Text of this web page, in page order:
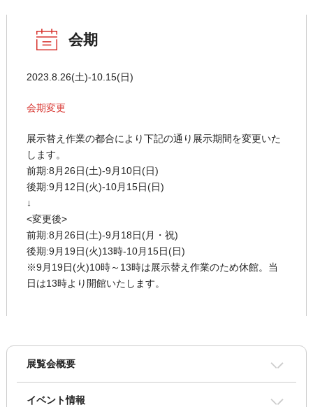
会期
2023.8.26(土)-10.15(日)
会期変更
展示替え作業の都合により下記の通り展示期間を変更いた
します。
前期:8月26日(土)-9月10日(日)
後期:9月12日(火)-10月15日(日)
↓
<変更後>
前期:8月26日(土)-9月18日(月・祝)
後期:9月19日(火)13時-10月15日(日)
※9月19日(火)10時～13時は展示替え作業のため休館。当
日は13時より開館いたします。
展覧会概要
イベント情報